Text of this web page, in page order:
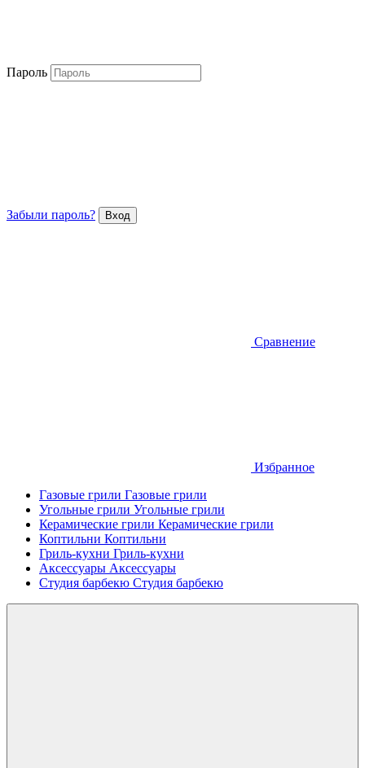
Пароль
Забыли пароль?
Сравнение
Избранное
Газовые грили Газовые грили
Угольные грили Угольные грили
Керамические грили Керамические грили
Коптильни Коптильни
Гриль-кухни Гриль-кухни
Аксессуары Аксессуары
Студия барбекю Студия барбекю